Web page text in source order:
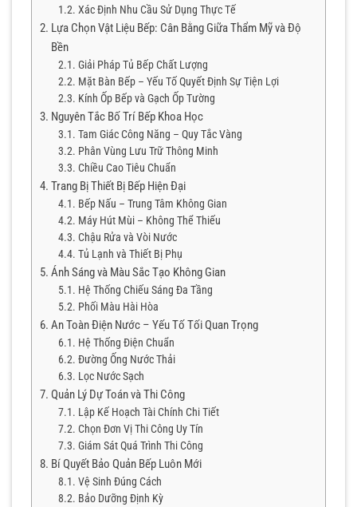
Xác Định Nhu Cầu Sử Dụng Thực Tế
Lựa Chọn Vật Liệu Bếp: Cân Bằng Giữa Thẩm Mỹ và Độ
Bền
Giải Pháp Tủ Bếp Chất Lượng
Mặt Bàn Bếp – Yếu Tố Quyết Định Sự Tiện Lợi
Kính Ốp Bếp và Gạch Ốp Tường
Nguyên Tắc Bố Trí Bếp Khoa Học
Tam Giác Công Năng – Quy Tắc Vàng
Phân Vùng Lưu Trữ Thông Minh
Chiều Cao Tiêu Chuẩn
Trang Bị Thiết Bị Bếp Hiện Đại
Bếp Nấu – Trung Tâm Không Gian
Máy Hút Mùi – Không Thể Thiếu
Chậu Rửa và Vòi Nước
Tủ Lạnh và Thiết Bị Phụ
Ánh Sáng và Màu Sắc Tạo Không Gian
Hệ Thống Chiếu Sáng Đa Tầng
Phối Màu Hài Hòa
An Toàn Điện Nước – Yếu Tố Tối Quan Trọng
Hệ Thống Điện Chuẩn
Đường Ống Nước Thải
Lọc Nước Sạch
Quản Lý Dự Toán và Thi Công
Lập Kế Hoạch Tài Chính Chi Tiết
Chọn Đơn Vị Thi Công Uy Tín
Giám Sát Quá Trình Thi Công
Bí Quyết Bảo Quản Bếp Luôn Mới
Vệ Sinh Đúng Cách
Bảo Dưỡng Định Kỳ